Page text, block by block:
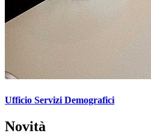
Ufficio Servizi Demografici
Novità